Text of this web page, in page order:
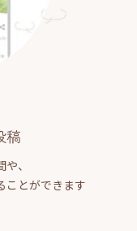
稿
、
ことができます